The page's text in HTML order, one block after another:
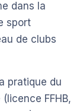
dans la
sport
de clubs
pratique du
FFHB,